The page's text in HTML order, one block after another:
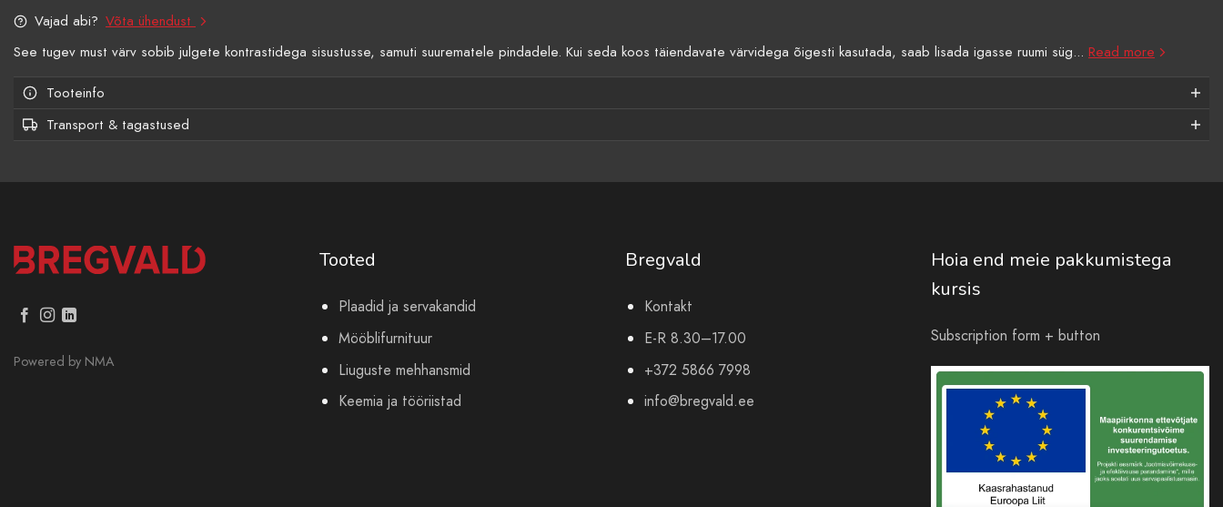
Vajad abi? Võta ühendust
See tugev must värv sobib julgete kontrastidega sisustusse, samuti suurematele pindadele. Kui seda koos täiendavate värvidega õigesti kasutada, saab lisada igasse ruumi süg... Read more
Tooteinfo
Transport & tagastused
Powered by NMA
Tooted
Plaadid ja servakandid
Mööblifurnituur
Liuguste mehhansmid
Keemia ja tööriistad
Bregvald
Kontakt
E-R 8.30–17.00
+372 5866 7998
info@bregvald.ee
Hoia end meie pakkumistega
kursis
Subscription form + button